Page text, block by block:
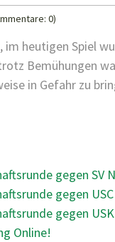
0)
im heutigen Spiel
Bemühungen
in Gefahr zu
gegen SV
gegen
gegen
Online!